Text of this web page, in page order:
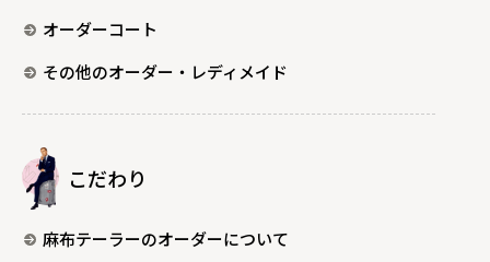
オーダーコート
その他のオーダー・レディメイド
こだわり
麻布テーラーのオーダーについて